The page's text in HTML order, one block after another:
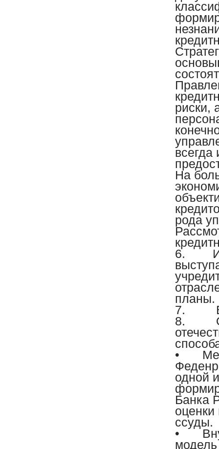
риски,
всегда
На
рода
6.
планы.
7.
8.
•
одной
Банка
оценки
ссуды.
•